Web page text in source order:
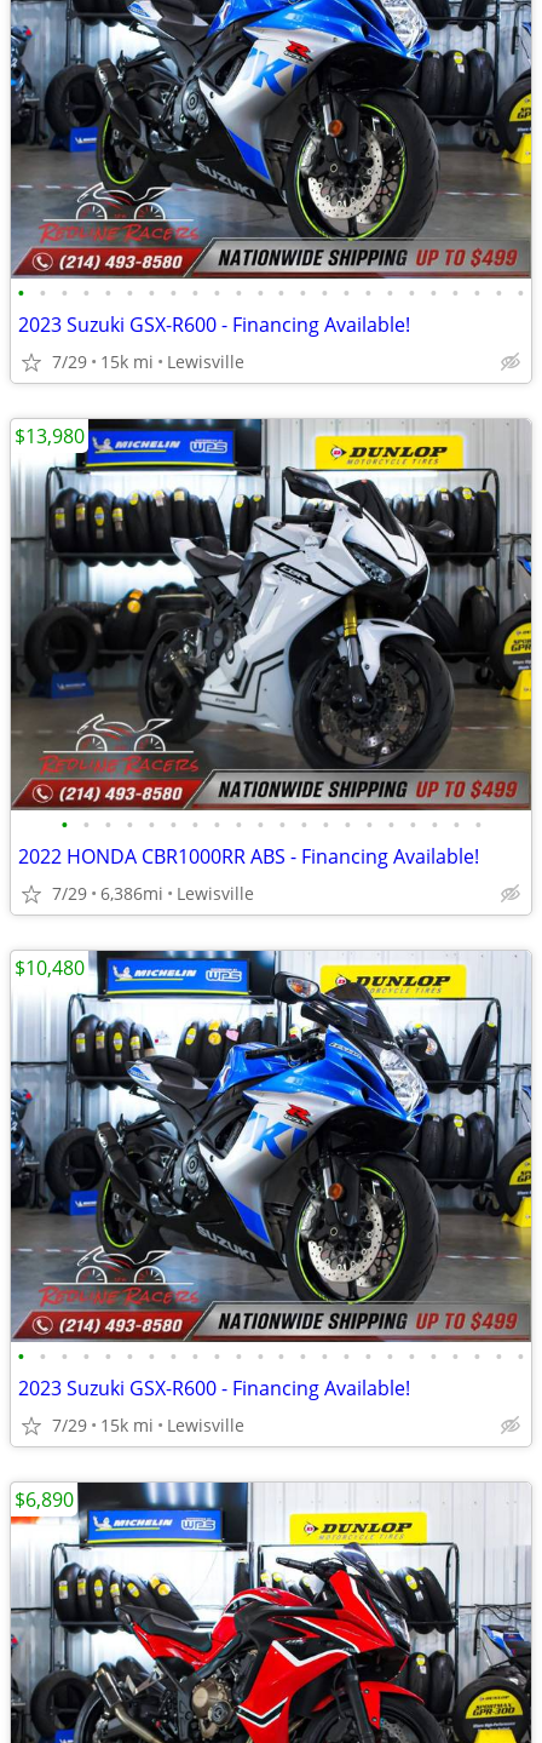
• • • • • • • • • • • • • • • • • • • • • • • •
2023 Suzuki GSX-R600 - Financing Available!
7/29 15k mi Lewisville
• • • • • • • • • • • • • • • • • • • •
2022 HONDA CBR1000RR ABS - Financing Available!
7/29 6,386mi Lewisville
$13,980
• • • • • • • • • • • • • • • • • • • • • • • •
2023 Suzuki GSX-R600 - Financing Available!
7/29 15k mi Lewisville
$10,480
$6,890